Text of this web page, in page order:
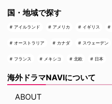
国・地域で探す
アイルランド アメリカ イギリス
オーストラリア カナダ スウェーデン
フランス メキシコ 北欧 日本
海外ドラマNAVIについて
ABOUT